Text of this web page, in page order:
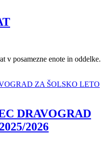
v posamezne enote in oddelke.
DRAVOGRAD
2026